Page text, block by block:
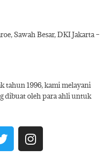
Sawah Besar, DKI Jakarta –
tahun 1996, kami melayani
dibuat oleh para ahli untuk